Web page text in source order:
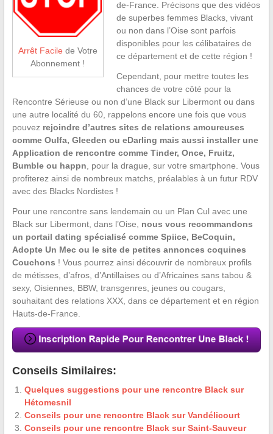
Arrêt Facile de Votre
Abonnement !
de-France. Précisons que des vidéos
de superbes femmes Blacks, vivant
ou non dans l’Oise sont parfois
disponibles pour les célibataires de
ce département et de cette région !
Cependant, pour mettre toutes les
chances de votre côté pour la
Rencontre Sérieuse ou non d’une Black sur Libermont ou dans
une autre localité du 60, rappelons encore une fois que vous
pouvez rejoindre d’autres sites de relations amoureuses
comme Oulfa, Gleeden ou eDarling mais aussi installer une
Application de rencontre comme Tinder, Once, Fruitz,
Bumble ou happn , pour la drague, sur votre smartphone. Vous
profiterez ainsi de nombreux matchs, préalables à un futur RDV
avec des Blacks Nordistes !
Pour une rencontre sans lendemain ou un Plan Cul avec une
Black sur Libermont, dans l’Oise, nous vous recommandons
un portail dating spécialisé comme Spiice, BeCoquin,
Adopte Un Mec ou le site de petites annonces coquines
Couchons ! Vous pourrez ainsi découvrir de nombreux profils
de métisses, d’afros, d’Antillaises ou d’Africaines sans tabou &
sexy, Oisiennes, BBW, transgenres, jeunes ou cougars,
souhaitant des relations XXX, dans ce département et en région
Hauts-de-France.
Conseils Similaires:
Quelques suggestions pour une rencontre Black sur
Hétomesnil
Conseils pour une rencontre Black sur Vandélicourt
Conseils pour une rencontre Black sur Saint-Sauveur